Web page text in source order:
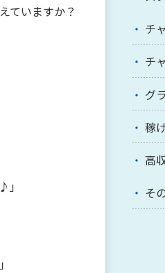
ていますか？
」
チ
チ
グ
稼
高
そ